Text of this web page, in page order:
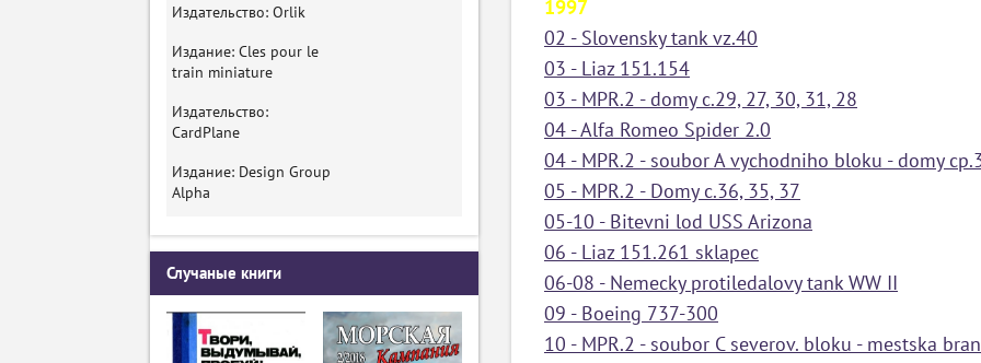
1997
02 - Slovensky tank vz.40
03 - Liaz 151.154
03 - MPR.2 - domy c.29, 27, 30, 31, 28
04 - Alfa Romeo Spider 2.0
04 - MPR.2 - soubor A vychodniho bloku - domy
05 - MPR.2 - Domy c.36, 35, 37
05-10 - Bitevni lod USS Arizona
06 - Liaz 151.261 sklapec
06-08 - Nemecky protiledalovy tank WW II
09 - Boeing 737-300
10 - MPR.2 - soubor C severov. bloku - mestska
Издательство: Orlik
Издание: Cles pour le
train miniature
Издательство:
CardPlane
Издание: Design Group
Alpha
Случаные книги